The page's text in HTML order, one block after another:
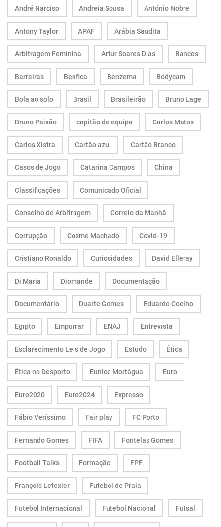
André Narciso Andreia Sousa António Nobre
Antony Taylor APAF Arábia Saudita
Arbitragem Feminina Artur Soares Dias Bancos
Barreiras Benfica Benzema Bodycam
Bola ao solo Brasil Brasileirão Bruno Lage
Bruno Paixão capitão de equipa Carlos Matos
Carlos Xistra Cartão azul Cartão Branco
Casos de Jogo Catarina Campos China
Classificações Comunicado Oficial
Conselho de Arbitragem Correio da Manhã
Corrupção Cosme Machado Covid-19
Cristiano Ronaldo Curiosidades David Elleray
Di Maria Diomande Documentação
Documentário Duarte Gomes Eduardo Coelho
Egipto Empurrar ENAJ Entrevista
Esclarecimento Leis de Jogo Estudo Ética
Ética no Desporto Eunice Mortágua Euro
Euro2020 Euro2024 Expresso
Fábio Veríssimo Fair play FC Porto
Fernando Gomes FIFA Fontelas Gomes
Football Talks Formação FPF
François Letexier Futebol de Praia
Futebol Internacional Futebol Nacional Futsal